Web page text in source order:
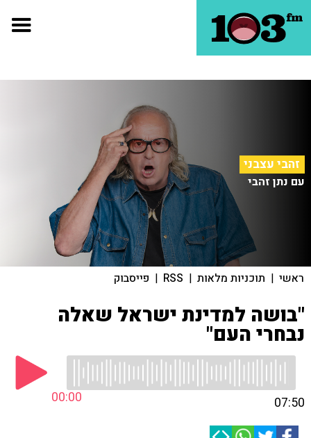
זהבי עצבני
עם נתן זהבי
ראשי | תוכניות מלאות |
RSS
| פייסבוק
"בושה למדינת ישראל שאלה
נבחרי העם"
00:00 07:50